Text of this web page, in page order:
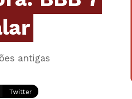
antigas
Twitter